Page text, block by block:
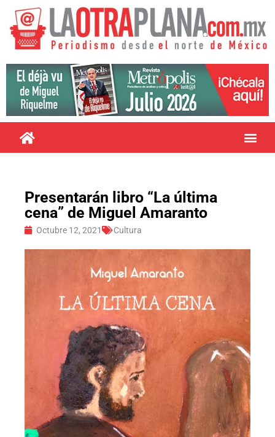
Presentarán libro “La última
cena” de Miguel Amaranto
Octubre 12, 2021 Cultura